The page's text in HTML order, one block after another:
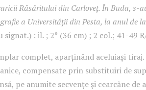
Răsăritului din Carloveț. În Buda, s-
a Universității din Pesta, la anul de
signat.) : il. ; 2° (36 cm) ; 2 col.; 41-49
complet, aparținând aceluiași
compensate prin substituiri de
pe anumite secvențe și cearcăne de